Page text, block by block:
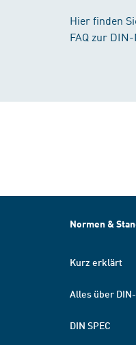
Hier finden
FAQ zur
Normen &
Kurz erklärt
Alles über
DIN SPEC